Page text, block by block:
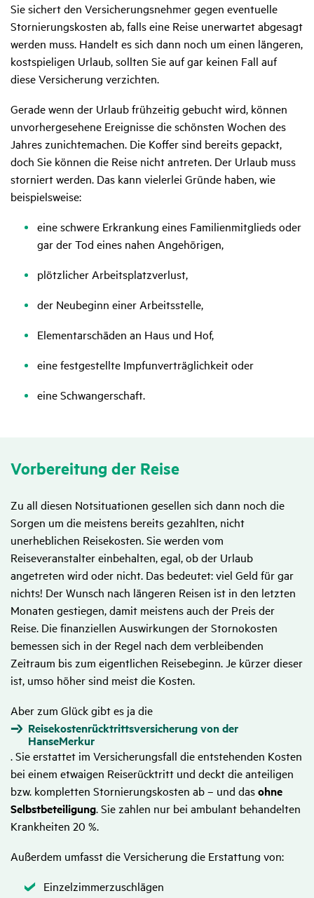
Sie sichert den Versicherungsnehmer gegen eventuelle
Stornierungskosten ab, falls eine Reise unerwartet abgesagt
werden muss. Handelt es sich dann noch um einen längeren,
kostspieligen Urlaub, sollten Sie auf gar keinen Fall auf
diese Versicherung verzichten.
Gerade wenn der Urlaub frühzeitig gebucht wird, können
unvorhergesehene Ereignisse die schönsten Wochen des
Jahres zunichtemachen. Die Koffer sind bereits gepackt,
doch Sie können die Reise nicht antreten. Der Urlaub muss
storniert werden. Das kann vielerlei Gründe haben, wie
beispielsweise:
eine schwere Erkrankung eines Familienmitglieds oder
gar der Tod eines nahen Angehörigen,
plötzlicher Arbeitsplatzverlust,
der Neubeginn einer Arbeitsstelle,
Elementarschäden an Haus und Hof,
eine festgestellte Impfunverträglichkeit oder
eine Schwangerschaft.
Vorbe­rei­tung der Reise
Zu all diesen Notsituationen gesellen sich dann noch die
Sorgen um die meistens bereits gezahlten, nicht
unerheblichen Reisekosten. Sie werden vom
Reiseveranstalter einbehalten, egal, ob der Urlaub
angetreten wird oder nicht. Das bedeutet: viel Geld für gar
nichts! Der Wunsch nach längeren Reisen ist in den letzten
Monaten gestiegen, damit meistens auch der Preis der
Reise. Die finanziellen Auswirkungen der Stornokosten
bemessen sich in der Regel nach dem verbleibenden
Zeitraum bis zum eigentlichen Reisebeginn. Je kürzer dieser
ist, umso höher sind meist die Kosten.
Aber zum Glück gibt es ja die
Reisekostenrücktrittsversicherung von der
HanseMerkur
. Sie erstattet im Versicherungsfall die entstehenden Kosten
bei einem etwaigen Reiserücktritt und deckt die anteiligen
bzw. kompletten Stornierungskosten ab – und dasohne
Selbstbeteiligung. Sie zahlen nur bei ambulant behandelten
Krankheiten 20 %.
Außerdem umfasst die Versicherung die Erstattung von:
Zutreffend
Einzelzimmerzuschlägen